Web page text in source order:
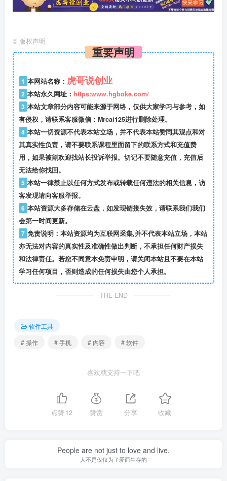
© 版权声明
重要声明
1 本网站名称： 虎哥说创业
2 本站永久网址： https:www.hgboke.com/
3 本站文章部分内容可能来源于网络，仅供大家学习与参考，如
有侵权，请联系客服微信：Mrcai125进行删除处理。
4 本站一切资源不代表本站立场，并不代表本站赞同其观点和对
其真实性负责，请不要联系课程里面留下的联系方式和充值费
用，如果被割欢迎找站长投诉举报。切记不要随意充值，充值后
无法给你找回。
5 本站一律禁止以任何方式发布或转载任何违法的相关信息，访
客发现请向客服举报。
6 本站资源大多存储在云盘，如发现链接失效，请联系我们我们
会第一时间更新。
7 免责说明：本站资源均为互联网采集,并不代表本站立场，本站
亦无法对内容的真实性及准确性做出判断，不承担任何财产损失
和法律责任。若您不同意本免责申明，请关闭本站且不要在本站
学习任何项目，否则造成的任何损失由您个人承担。
THE END
软件工具
# 操作
# 手机 # 内容 # 软件
喜欢就支持一下吧
点赞12 赞赏 分享 收藏
People are not just to love and live.
人不是仅仅为了爱而生存的